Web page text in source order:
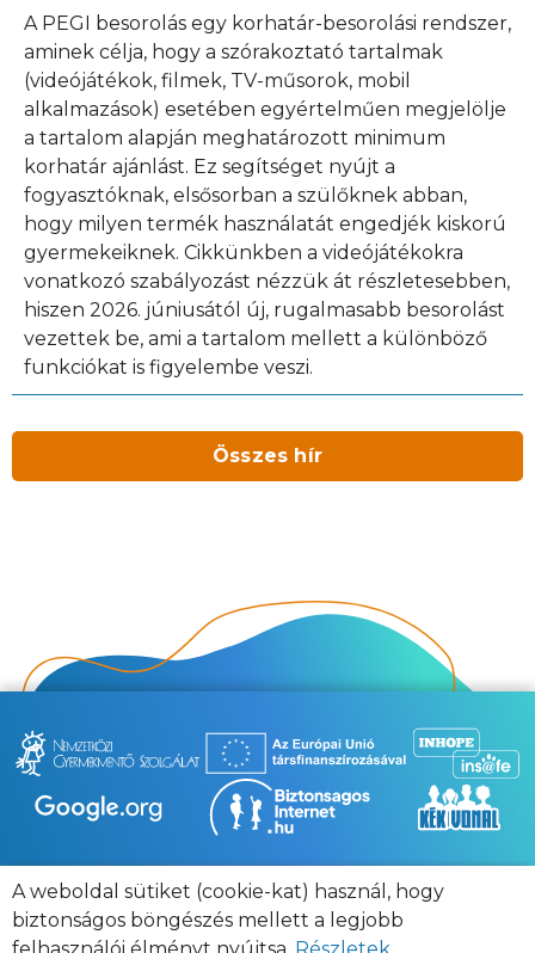
A weboldal sütiket (cookie-kat) használ, hogy
biztonságos böngészés mellett a legjobb
A PEGI besorolás egy korhatár-besorolási rendszer,
aminek célja, hogy a szórakoztató tartalmak
(videójátékok, filmek, TV-műsorok, mobil
alkalmazások) esetében egyértelműen megjelölje
a tartalom alapján meghatározott minimum
korhatár ajánlást. Ez segítséget nyújt a
fogyasztóknak, elsősorban a szülőknek abban,
hogy milyen termék használatát engedjék kiskorú
gyermekeiknek. Cikkünkben a videójátékokra
vonatkozó szabályozást nézzük át részletesebben,
hiszen 2026. júniusától új, rugalmasabb besorolást
vezettek be, ami a tartalom mellett a különböző
funkciókat is figyelembe veszi.
Összes hír
Adatvédelmi nyilatkozat
Jogi nyilatkozat
Impresszum
Etikai Kódex